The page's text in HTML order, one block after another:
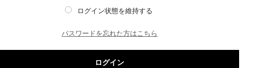
ログイン状態を維持する
パスワードを忘れた方はこちら
ログイン